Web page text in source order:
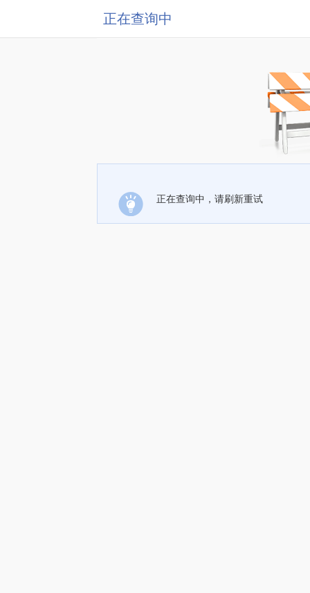
正在查询中
正在查询中，请刷新重试